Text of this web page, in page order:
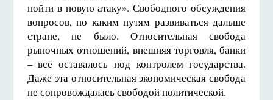
пойти в новую атаку». Свободного обсуждения
вопросов, по каким путям развиваться дальше
стране, не было. Относительная свобода
рыночных отношений, внешняя торговля, банки
– всё оставалось под контролем государства.
Даже эта относительная экономическая свобода
не сопровождалась свободой политической.